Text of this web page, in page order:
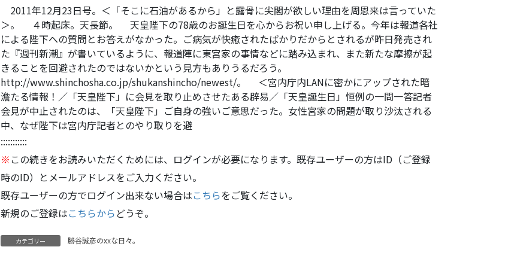
2011年12月23日号。＜「そこに石油があるから」と露骨に尖閣が欲しい理由を周恩来は言っていた
＞。 ４時起床。天長節。 天皇陛下の78歳のお誕生日を心からお祝い申し上げる。今年は報道各社
による陛下への質問とお答えがなかった。ご病気が快癒されたばかりだからとされるが昨日発売され
た『週刊新潮』が書いているように、報道陣に東宮家の事情などに踏み込まれ、また新たな摩擦が起
きることを回避されたのではないかという見方もありうるだろう。
http://www.shinchosha.co.jp/shukanshincho/newest/。 ＜宮内庁内LANに密かにアップされた暗
澹たる情報！／「天皇陛下」に会見を取り止めさせたある辟易／「天皇誕生日」恒例の一問一答記者
会見が中止されたのは、「天皇陛下」ご自身の強いご意思だった。女性宮家の問題が取り沙汰される
中、なぜ陛下は宮内庁記者とのやり取りを避
:::::::::::
※ この続きをお読みいただくためには、ログインが必要になります。既存ユーザーの方はID（ご登録
時のID）とメールアドレスをご入力ください。
既存ユーザーの方でログイン出来ない場合はこちらをご覧ください。
新規のご登録はこちらから どうぞ。
カテゴリー 勝谷誠彦のxxな日々。